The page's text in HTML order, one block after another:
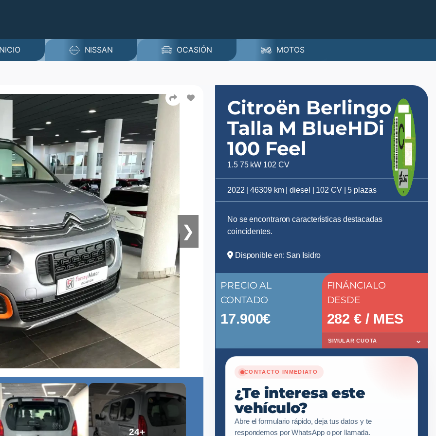
NISSAN OCASIÓN MOTOS
❯
24+
Citroën Berlingo
Talla M BlueHDi
100 Feel
1.5 75 kW 102 CV
2022 | 46309 km | diesel | 102 CV | 5 plazas
No se encontraron características destacadas
coincidentes.
Disponible en: San Isidro
PRECIO AL
CONTADO
17.900€
FINÁNCIALO
DESDE
282 € / MES
SIMULAR CUOTA ⌄
CONTACTO INMEDIATO
¿Te interesa este
vehículo?
Abre el formulario rápido, deja tus datos y te
respondemos por WhatsApp o por llamada.